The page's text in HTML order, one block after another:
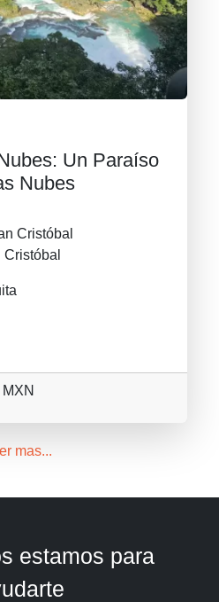
Un Paraíso
Nubes
Cristóbal
Cristóbal
MXN
mas...
estamos para